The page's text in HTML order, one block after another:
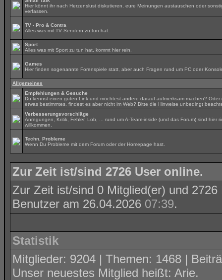
Hier könnt ihr nach Herzenslust diskutieren, eure Meinungen austauschen oder
verfassen.
TV - Pro & Contra
Alles was mit TV Sendern zu tun hat.
Sport
Alles was mit Sport zu tun hat, kommt hier rein.
Games
Hier finden sogenannte Forenspiele statt, aber auch Fragen rund um PC oder
Allgemeines
Empfehlungen & Gesuche
Du kennst einen guten Link und möchtest andere darauf aufmerksam machen? Oder
etwas bestimmtes, findest es aber nicht im Web? Bitte die Hinweise unbedingt
Verbesserungsvorschläge
Anregungen, Kritik, Fehler, Lob, ... rund um A-Team-inside (und das Forum) sind hier
willkommen.
Techn. Probleme
Wenn Du Probleme mit dem Forum oder der Homepage hast.
Zur Zeit ist/sind 2726 User online.
Zur Zeit ist/sind 0 Mitglied(er) und
Benutzer am 26.04.2026 07:39.
Statistik
Mitglieder: 9204 | Themen: 1468 |
Unser neuestes Mitglied heißt: Arie.